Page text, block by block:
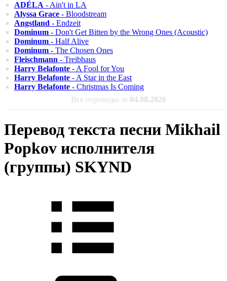
ADÉLA - Ain't in LA
Alyssa Grace - Bloodstream
Angstland - Endzeit
Dominum - Don't Get Bitten by the Wrong Ones (Acoustic)
Dominum - Half Alive
Dominum - The Chosen Ones
Fleischmann - Treibhaus
Harry Belafonte - A Fool for You
Harry Belafonte - A Star in the East
Harry Belafonte - Christmas Is Coming
Все переводы за 04.08.2026
Перевод текста песни Mikhail
Popkov исполнителя
(группы) SKYND